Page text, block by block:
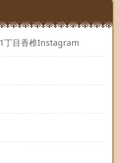
丁目香椎Instagram